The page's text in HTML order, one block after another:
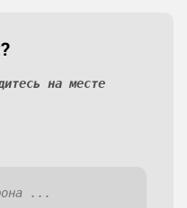
на месте